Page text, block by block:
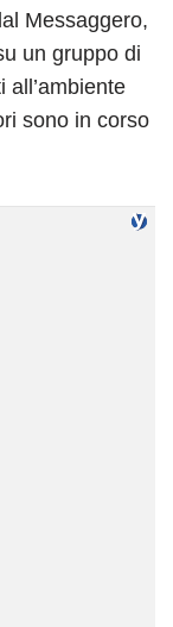
Messaggero,
un gruppo di
all’ambiente
sono in corso